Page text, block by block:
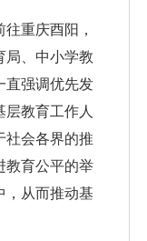
重庆酉阳，
局、中小学教
直强调优先发
教育工作人
社会各界的推
教育公平的举
，从而推动基